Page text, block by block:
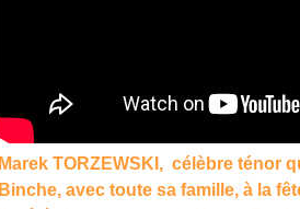
Marek TORZEWSKI, célèbre ténor
Binche, avec toute sa famille, à la